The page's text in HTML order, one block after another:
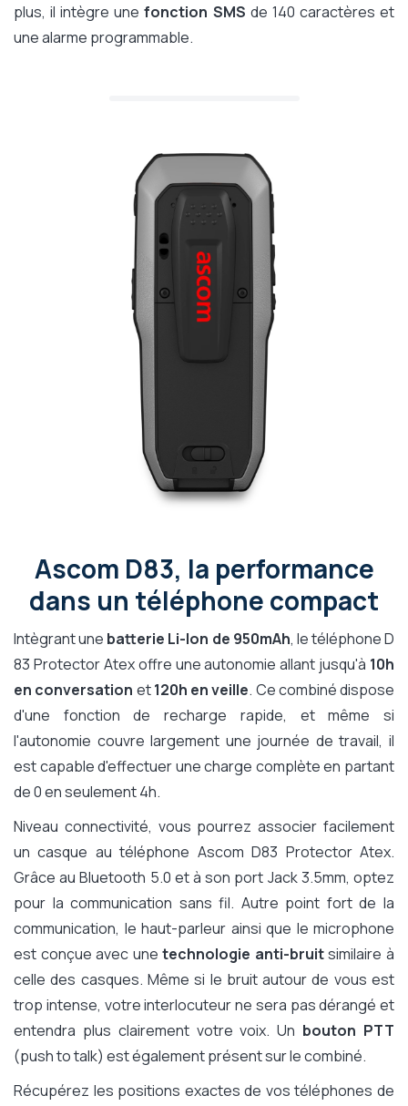
plus, il intègre unefonction SMS de 140 caractères et
une alarme programmable.
Ascom D83, la performance
dans un téléphone compact
Intègrant une batterie Li-Ion de 950mAh, le téléphone D
83 Protector Atex offre une autonomie allant jusqu'à 10h
en conversation et120h en veille. Ce combiné dispose
d'une fonction de recharge rapide, et même si
l'autonomie couvre largement une journée de travail, il
est capable d'effectuer une charge complète en partant
de 0 en seulement 4h.
Niveau connectivité, vous pourrez associer facilement
un casque au téléphone Ascom D83 Protector Atex.
Grâce au Bluetooth 5.0 et à son port Jack 3.5mm, optez
pour la communication sans fil. Autre point fort de la
communication, le haut-parleur ainsi que le microphone
est conçue avec unetechnologie anti-bruitsimilaire à
celle des casques. Même si le bruit autour de vous est
trop intense, votre interlocuteur ne sera pas dérangé et
entendra plus clairement votre voix. Un bouton PTT
(push to talk) est également présent sur le combiné.
Récupérez les positions exactes de vos téléphones de